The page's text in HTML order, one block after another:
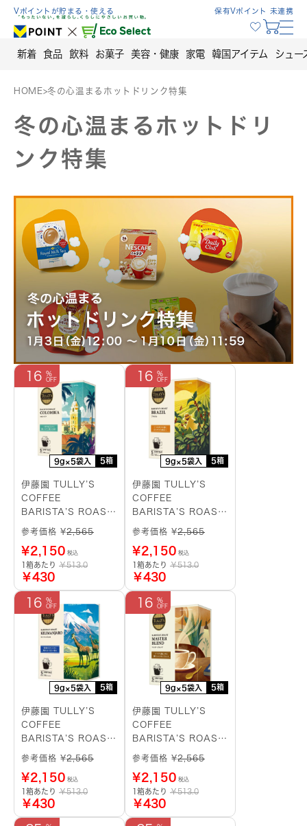
Skip
content
Vポイントが貯まる・使える 保有Vポイント 未連携
新着 食品 飲料 お菓子 美容・健康 家電 韓国アイテム シュー
HOME>冬の心温まるホットドリンク特集
冬の心温まるホットドリ
ンク特集
9g×5袋入 5箱
16
伊藤園 TULLY’S
COFFEE
BARISTA’S ROAST
コロンビア ドリップ
参考価格 ¥2,565
¥2,150 税込
1箱あたり ￥513.0
￥430
9g×5袋入 5箱
16
伊藤園 TULLY’S
COFFEE
BARISTA’S ROAST
ブラジル ドリップバ
参考価格 ¥2,565
¥2,150 税込
1箱あたり ￥513.0
￥430
9g×5袋入 5箱
16
伊藤園 TULLY’S
COFFEE
BARISTA’S ROAST
キリマンジャロ ドリ
参考価格 ¥2,565
¥2,150 税込
1箱あたり ￥513.0
￥430
9g×5袋入 5箱
16
伊藤園 TULLY’S
COFFEE
BARISTA’S ROAST
マスターブレンド ド
参考価格 ¥2,565
¥2,150 税込
1箱あたり ￥513.0
￥430